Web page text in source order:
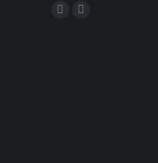
Trouvez nous sur :
Facebook
E-